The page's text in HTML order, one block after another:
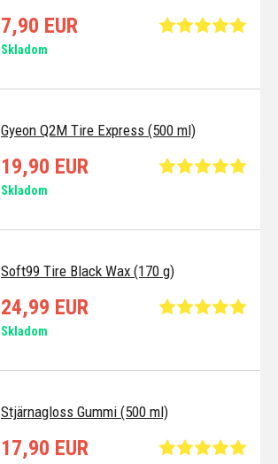
7,90 EUR
Skladom
Gyeon Q2M Tire Express (500 ml)
19,90 EUR
Skladom
Soft99 Tire Black Wax (170 g)
24,99 EUR
Skladom
Stjärnagloss Gummi (500 ml)
17,90 EUR